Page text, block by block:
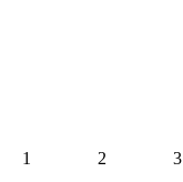
1 2 3